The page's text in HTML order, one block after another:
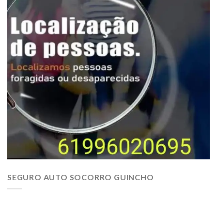
SEGURO AUTO SOCORRO GUINCHO